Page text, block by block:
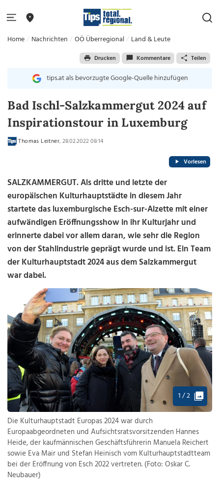
Home Nachrichten OÖ Überregional Land & Leute
Drucken Kommentare Teilen
tips.at als bevorzugte Google-Quelle hinzufügen
Bad Ischl-Salzkammergut 2024 auf
Inspirationstour in Luxemburg
Thomas Leitner, 28.02.2022 08:14
Vorlesen
SALZKAMMERGUT. Als dritte und letzte der
europäischen Kulturhauptstädte in diesem Jahr
startete das luxemburgische Esch-sur-Alzette mit einer
aufwändigen Eröffnungsshow in ihr Kulturjahr und
erinnerte dabei vor allem daran, wie sehr die Region
von der Stahlindustrie geprägt wurde und ist. Ein Team
der Kulturhauptstadt 2024 aus dem Salzkammergut
war dabei.
1 / 2
Die Kulturhauptstadt Europas 2024 war durch
Europaabgeordneten und Aufsichtsratsvorsitzenden Hannes
Heide, der kaufmännischen Geschäftsführerin Manuela Reichert
sowie Eva Mair und Stefan Heinisch vom Kulturhauptstadtteam
bei der Eröffnung von Esch 2022 vertreten. (Foto: Oskar C.
Neubauer)